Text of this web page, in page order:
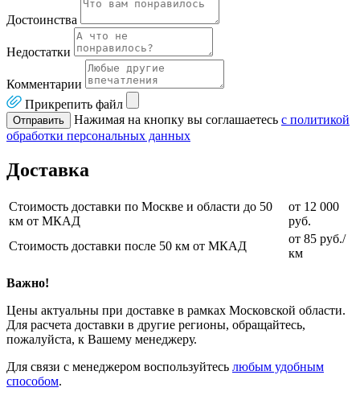
Достоинства
Недостатки
Комментарии
Прикрепить файл
Отправить Нажимая на кнопку вы соглашаетесь с политикой
обработки персональных данных
Доставка
Стоимость доставки по Москве и области до 50
км от МКАД
от 12 000
руб.
Стоимость доставки после 50 км от МКАД
от 85 руб./
км
Важно!
Цены актуальны при доставке в рамках Московской области.
Для расчета доставки в другие регионы, обращайтесь,
пожалуйста, к Вашему менеджеру.
Для связи с менеджером воспользуйтесь любым удобным
способом.